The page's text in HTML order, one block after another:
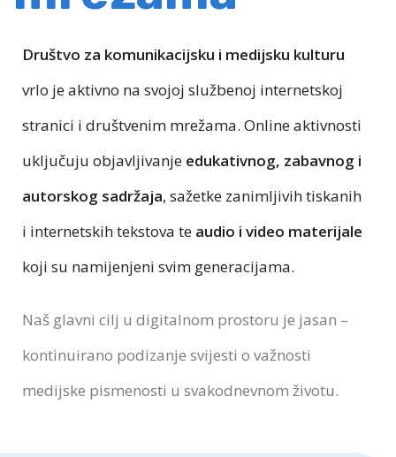
Društvo za komunikacijsku i medijsku kulturu
vrlo je aktivno na svojoj službenoj internetskoj
stranici i društvenim mrežama. Online aktivnosti
uključuju objavljivanje edukativnog, zabavnog i
autorskog sadržaja, sažetke zanimljivih tiskanih
i internetskih tekstova te audio i video materijale
koji su namijenjeni svim generacijama.
Naš glavni cilj u digitalnom prostoru je jasan –
kontinuirano podizanje svijesti o važnosti
medijske pismenosti u svakodnevnom životu.